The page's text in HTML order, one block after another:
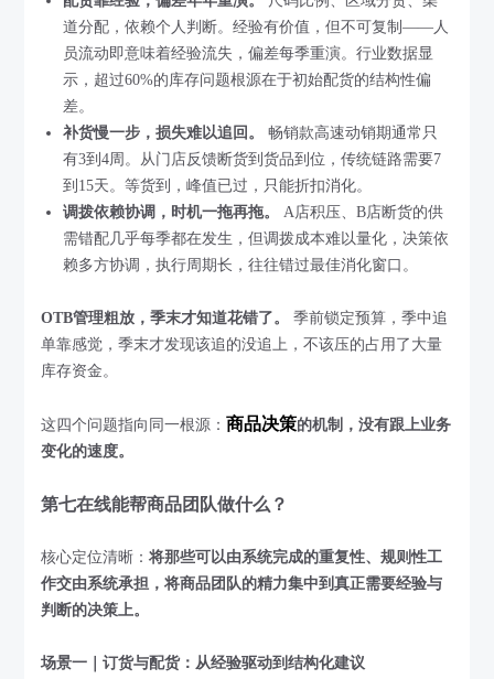
道分配，依赖个人判断。经验有价值，但不可复制——人
员流动即意味着经验流失，偏差每季重演。行业数据显
示，超过60%的库存问题根源在于初始配货的结构性偏
差。
补货慢一步，损失难以追回。
畅销款高速动销期通常只
有3到4周。从门店反馈断货到货品到位，传统链路需要7
到15天。等货到，峰值已过，只能折扣消化。
调拨依赖协调，时机一拖再拖。
A店积压、B店断货的供
需错配几乎每季都在发生，但调拨成本难以量化，决策依
赖多方协调，执行周期长，往往错过最佳消化窗口。
OTB管理粗放，季末才知道花错了。
季前锁定预算，季中追
单靠感觉，季末才发现该追的没追上，不该压的占用了大量
库存资金。
这四个问题指向同一根源： 商品决策的机制，没有跟上业务
变化的速度。
第七在线能帮商品团队做什么？
核心定位清晰：将那些可以由系统完成的重复性、规则性工
作交由系统承担，将商品团队的精力集中到真正需要经验与
判断的决策上。
场景一｜订货与配货：从经验驱动到结构化建议